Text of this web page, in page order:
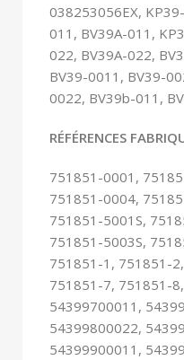
038253056EX,
011, BV39A-011,
022, BV39A-022​,
BV39-0011, BV39-
0022, BV39b-011,
RÉFÉRENCES
751851-0001,
751851-0004,
751851-5001S,
751851-5003S,
751851-1, 751851-
751851-7, 751851-
54399700011,
54399800022,
54399900011,